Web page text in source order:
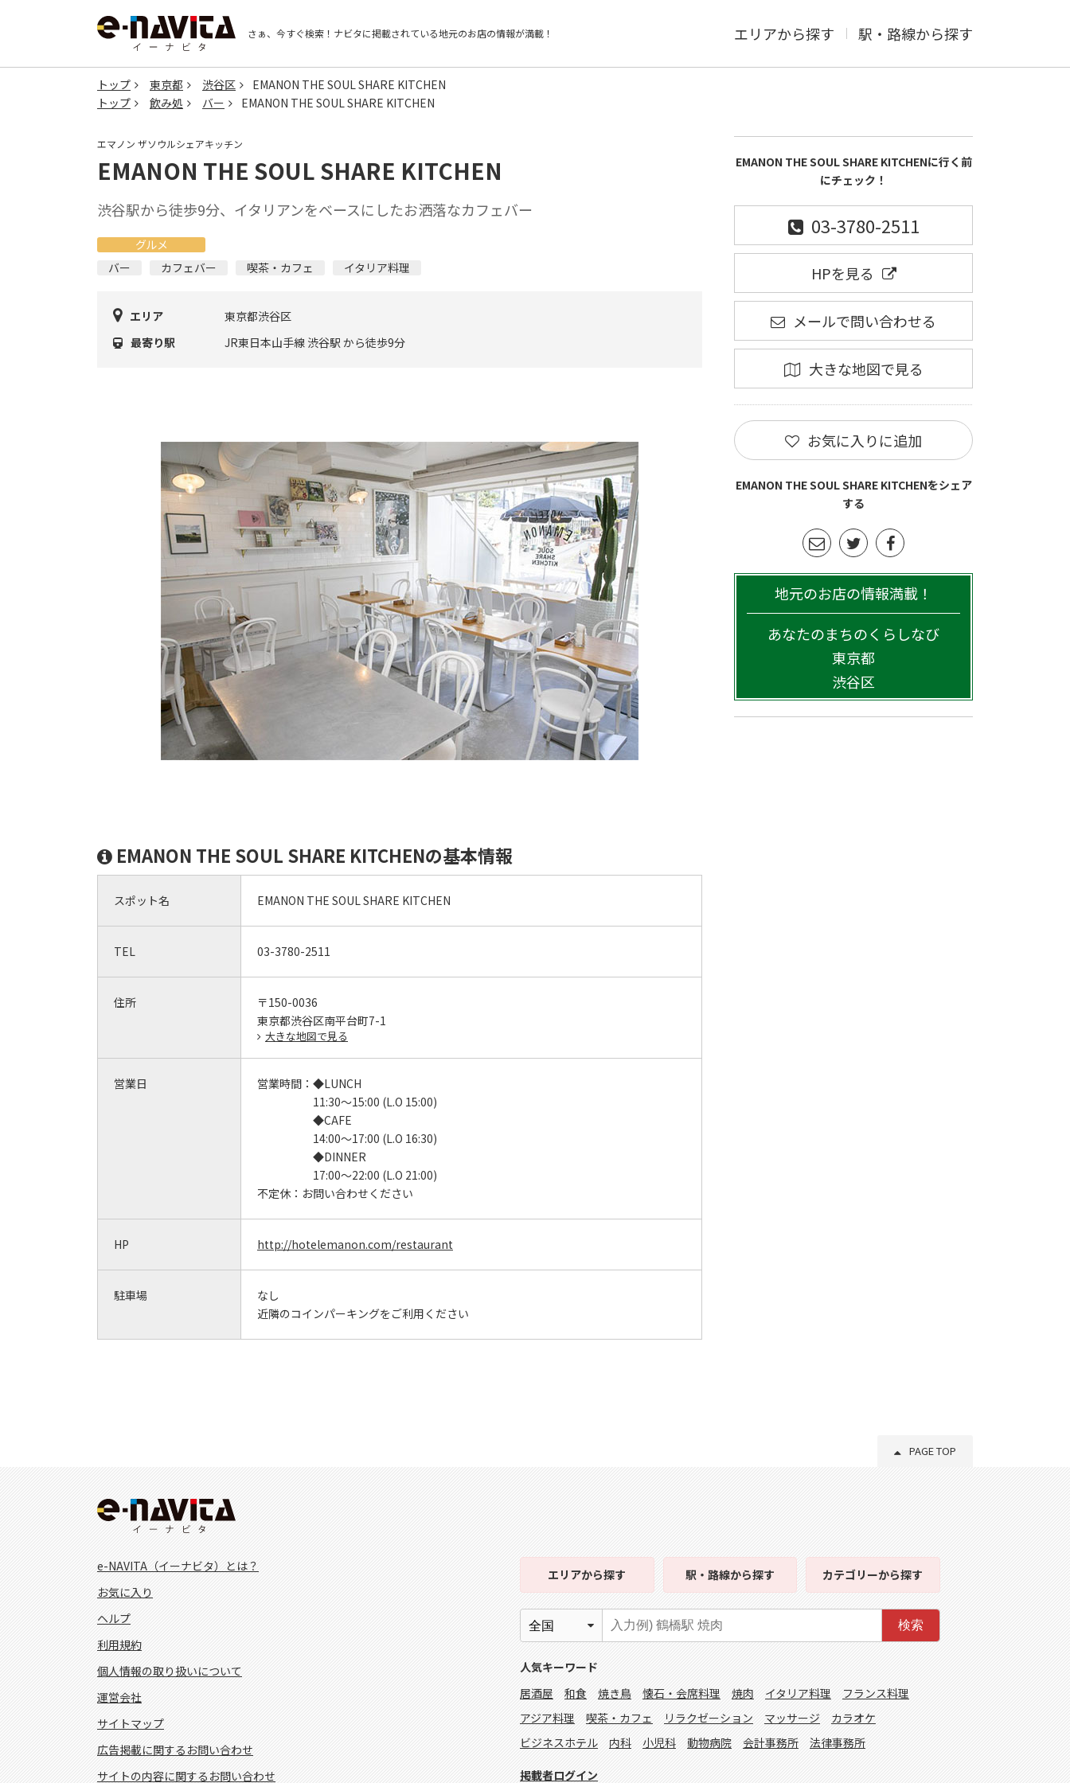
さぁ、今すぐ検索！ ナビタに掲載されている地元のお店の情報が満載！ エリアから探す 駅・路線から探す
トップ 東京都 渋谷区
EMANON THE SOUL SHARE KITCHEN
トップ
飲み処 バー EMANON THE SOUL SHARE KITCHEN
エマノン ザソウルシェアキッチン
EMANON THE SOUL SHARE KITCHEN
渋谷駅から徒歩9分、イタリアンをベースにしたお洒落なカフェバー
グルメ
バー
カフェバー 喫茶・カフェ イタリア料理
エリア
東京都渋谷区
最寄り駅
JR東日本山手線 渋谷駅 から徒歩9分
EMANON THE SOUL SHARE KITCHENの基本情報
スポット名 EMANON THE SOUL SHARE KITCHEN
TEL 03-3780-2511
住所
〒150-0036
東京都渋谷区南平台町7-1
大きな地図で見る
営業日 営業時間： ◆LUNCH
11:30～15:00 (L.O 15:00)
◆CAFE
14:00～17:00 (L.O 16:30)
◆DINNER
17:00～22:00 (L.O 21:00)
不定休： お問い合わせください
HP http://hotelemanon.com/restaurant
駐車場
なし
近隣のコインパーキングをご利用ください
EMANON THE SOUL SHARE KITCHENに行く前
にチェック！
03-3780-2511
HPを見る
メールで問い合わせる
大きな地図で見る
お気に入りに追加
EMANON THE SOUL SHARE KITCHENをシェア
する
地元のお店の情報満載！
あなたのまちのくらしなび
東京都
渋谷区
PAGE TOP
e-NAVITA（イーナビタ）とは？
お気に入り
ヘルプ
利用規約
個人情報の取り扱いについて
運営会社
サイトマップ
広告掲載に関するお問い合わせ
サイトの内容に関するお問い合わせ
エリアから探す 駅・路線から探す カテゴリーから探す
検索
人気キーワード
居酒屋
和食 焼き鳥 懐石・会席料理 焼肉 イタリア料理
フランス料理
アジア料理
喫茶・カフェ リラクゼーション マッサージ
カラオケ
ビジネスホテル
内科 小児科 動物病院 会計事務所 法律事務所
掲載者ログイン